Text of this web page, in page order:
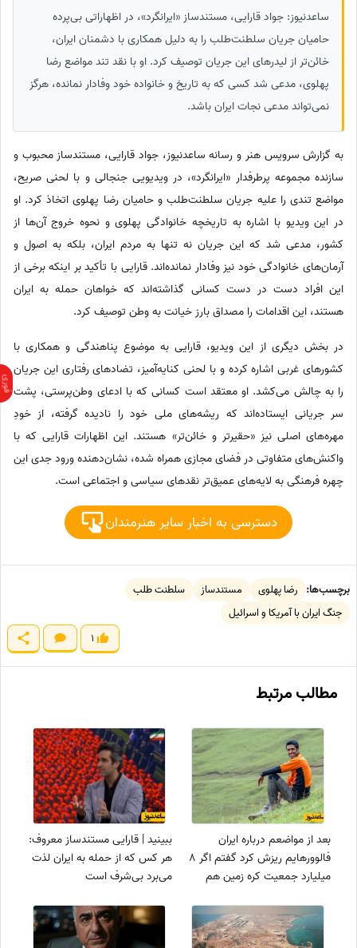
ساعدنیوز: جواد قارایی، مستندساز «ایرانگرد»، در اظهاراتی بی‌پرده
حامیان جریان سلطنت‌طلب را به دلیل همکاری با دشمنان ایران،
خائن‌تر از لیدرهای این جریان توصیف کرد. او با نقد تند مواضع رضا
پهلوی، مدعی شد کسی که به تاریخ و خانواده خود وفادار نمانده، هرگز
نمی‌تواند مدعی نجات ایران باشد.
به گزارش سرویس هنر و رسانه ساعدنیوز، جواد قارایی، مستندساز محبوب و
سازنده مجموعه پرطرفدار «ایرانگرد»، در ویدیویی جنجالی و با لحنی صریح،
مواضع تندی را علیه جریان سلطنت‌طلب و حامیان رضا پهلوی اتخاذ کرد. او
در این ویدیو با اشاره به تاریخچه خانوادگی پهلوی و نحوه خروج آن‌ها از
کشور، مدعی شد که این جریان نه تنها به مردم ایران، بلکه به اصول و
آرمان‌های خانوادگی خود نیز وفادار نمانده‌اند. قارایی با تأکید بر اینکه برخی از
این افراد دست در دست کسانی گذاشته‌اند که خواهان حمله به ایران
هستند، این اقدامات را مصداق بارز خیانت به وطن توصیف کرد.
در بخش دیگری از این ویدیو، قارایی به موضوع پناهندگی و همکاری با
کشورهای غربی اشاره کرده و با لحنی کنایه‌آمیز، تضادهای رفتاری این جریان
را به چالش می‌کشد. او معتقد است کسانی که با ادعای وطن‌پرستی، پشت
سر جریانی ایستاده‌اند که ریشه‌های ملی خود را نادیده گرفته، از خودِ
مهره‌های اصلی نیز «حقیرتر و خائن‌تر» هستند. این اظهارات قارایی که با
واکنش‌های متفاوتی در فضای مجازی همراه شده، نشان‌دهنده ورود جدی این
چهره فرهنگی به لایه‌های عمیق‌تر نقدهای سیاسی و اجتماعی است.
دسترسی به اخبار سایر هنرمندان
برچسب‌ها: رضا پهلوی مستندساز
سلطنت طلب
جنگ ایران با آمریکا و اسرائیل
1
مطالب مرتبط
بعد از مواضعم درباره ایران
فالوورهایم ریزش کرد گفتم اگر 8
میلیارد جمعیت کره زمین هم
دنیای علی کریمی‌ها تو جواد
قارایی باش!
ببینید | قارایی مستندساز معروف:
هر کس که از حمله به ایران لذت
می‌برد بی‌شرف است